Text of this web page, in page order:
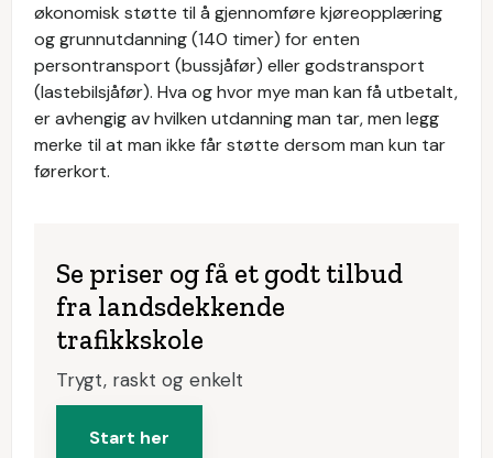
økonomisk støtte til å gjennomføre kjøreopplæring
og grunnutdanning (140 timer) for enten
persontransport (bussjåfør) eller godstransport
(lastebilsjåfør). Hva og hvor mye man kan få utbetalt,
er avhengig av hvilken utdanning man tar, men legg
merke til at man ikke får støtte dersom man kun tar
førerkort.
Se priser og få et godt tilbud
fra landsdekkende
trafikkskole
Trygt, raskt og enkelt
Start her